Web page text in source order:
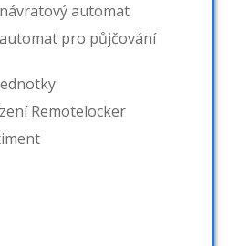
automat
pro půjčování
Remotelocker